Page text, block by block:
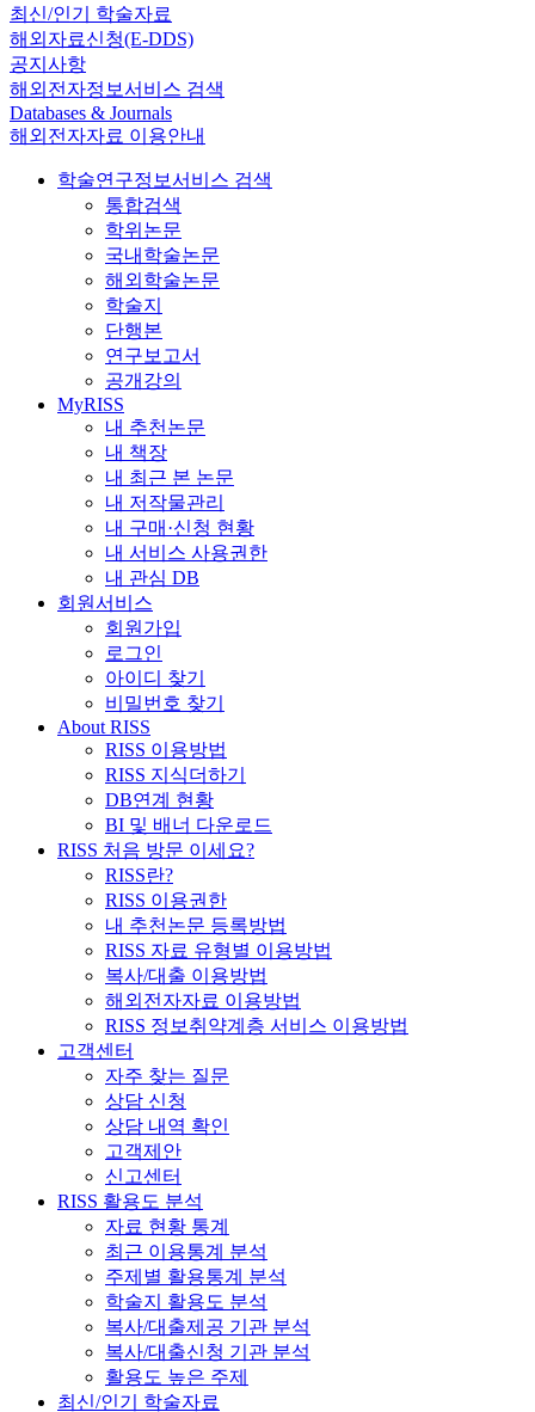
최신/인기 학술자료
해외자료신청(E-DDS)
공지사항
해외전자정보서비스 검색
Databases & Journals
해외전자자료 이용안내
학술연구정보서비스 검색
통합검색
학위논문
국내학술논문
해외학술논문
학술지
단행본
연구보고서
공개강의
MyRISS
내 추천논문
내 책장
내 최근 본 논문
내 저작물관리
내 구매·신청 현황
내 서비스 사용권한
내 관심 DB
회원서비스
회원가입
로그인
아이디 찾기
비밀번호 찾기
About RISS
RISS 이용방법
RISS 지식더하기
DB연계 현황
BI 및 배너 다운로드
RISS 처음 방문 이세요?
RISS란?
RISS 이용권한
내 추천논문 등록방법
RISS 자료 유형별 이용방법
복사/대출 이용방법
해외전자자료 이용방법
RISS 정보취약계층 서비스 이용방법
고객센터
자주 찾는 질문
상담 신청
상담 내역 확인
고객제안
신고센터
RISS 활용도 분석
자료 현황 통계
최근 이용통계 분석
주제별 활용통계 분석
학술지 활용도 분석
복사/대출제공 기관 분석
복사/대출신청 기관 분석
활용도 높은 주제
최신/인기 학술자료